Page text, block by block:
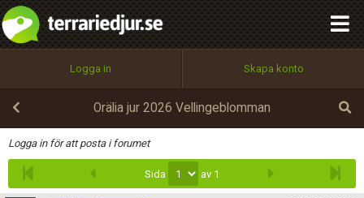
Logga in Skapa konto
Orälia jur 2026 Vellingeblomman
Logga in för att posta i forumet
Sida av 1
Infoga
Utför
100%
OK
integritetspolicy
Namn:
Epost:
Användarnamn:
Begär nytt lösenord
Tillbaka till förstasidan